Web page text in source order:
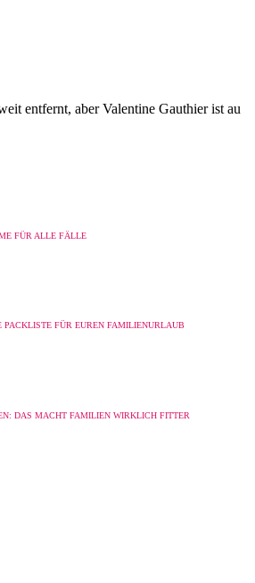
entfernt, aber Valentine Gauthier ist au
FÜR ALLE FÄLLE
PACKLISTE FÜR EUREN FAMILIENURLAUB
DAS MACHT FAMILIEN WIRKLICH FITTER